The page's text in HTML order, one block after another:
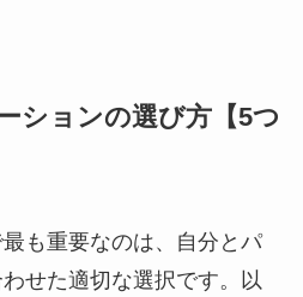
ションの選び方【5つ
も重要なのは、自分とパ
せた適切な選択です。以